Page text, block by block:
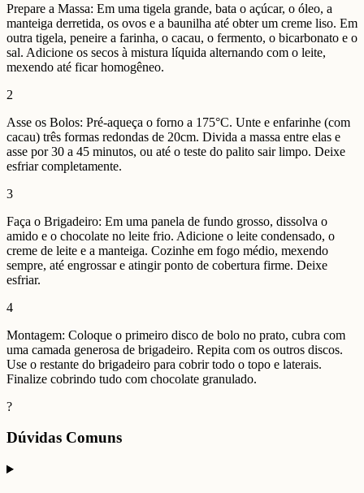
Prepare a Massa: Em uma tigela grande, bata o açúcar, o óleo, a
manteiga derretida, os ovos e a baunilha até obter um creme liso. Em
outra tigela, peneire a farinha, o cacau, o fermento, o bicarbonato e o
sal. Adicione os secos à mistura líquida alternando com o leite,
mexendo até ficar homogêneo.
2
Asse os Bolos: Pré-aqueça o forno a 175°C. Unte e enfarinhe (com
cacau) três formas redondas de 20cm. Divida a massa entre elas e
asse por 30 a 45 minutos, ou até o teste do palito sair limpo. Deixe
esfriar completamente.
3
Faça o Brigadeiro: Em uma panela de fundo grosso, dissolva o
amido e o chocolate no leite frio. Adicione o leite condensado, o
creme de leite e a manteiga. Cozinhe em fogo médio, mexendo
sempre, até engrossar e atingir ponto de cobertura firme. Deixe
esfriar.
4
Montagem: Coloque o primeiro disco de bolo no prato, cubra com
uma camada generosa de brigadeiro. Repita com os outros discos.
Use o restante do brigadeiro para cobrir todo o topo e laterais.
Finalize cobrindo tudo com chocolate granulado.
?
Dúvidas Comuns